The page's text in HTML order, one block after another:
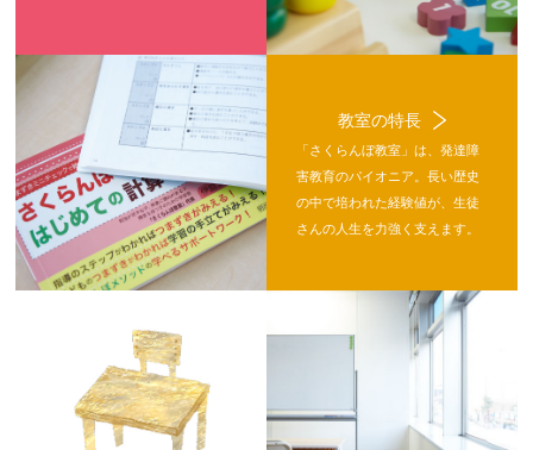
教室の特長
「さくらんぼ教室」は、発達障
害教育のパイオニア。長い歴史
の中で培われた経験値が、生徒
さんの人生を力強く支えます。